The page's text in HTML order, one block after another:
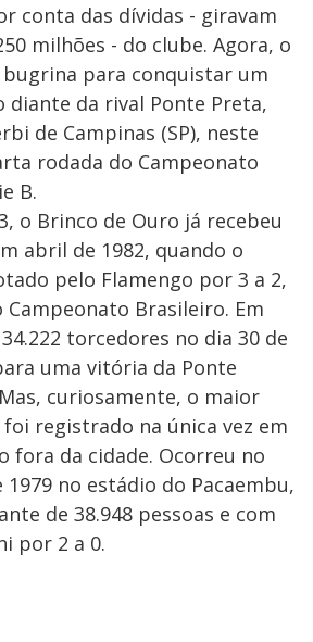
conta das dívidas - giravam
milhões - do clube. Agora, o
para conquistar um
diante da rival Ponte Preta,
de Campinas (SP), neste
rodada do Campeonato
B.
o Brinco de Ouro já recebeu
abril de 1982, quando o
pelo Flamengo por 3 a 2,
Brasileiro. Em
torcedores no dia 30 de
uma vitória da Ponte
curiosamente, o maior
registrado na única vez em
fora da cidade. Ocorreu no
1979 no estádio do Pacaembu,
de 38.948 pessoas e com
por 2 a 0.